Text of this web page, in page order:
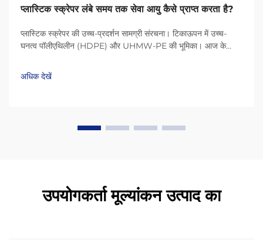
प्लास्टिक स्क्रेपर लंबे समय तक सेवा आयु कैसे प्राप्त करता है?
प्लास्टिक स्क्रेपर की उच्च-प्रदर्शन सामग्री संरचना। टिकाऊपन में उच्च-
घनत्व पॉलीएथिलीन (HDPE) और UHMW-PE की भूमिका। आज के
(अल्ट्रा-हाई मॉलिक्यूलर वेट पॉलीएथिलीन) जैसी सामग्री के कारण बहुत लंबे
समय तक चलते हैं...
अधिक देखें
उपयोगकर्ता मूल्यांकन उत्पाद का